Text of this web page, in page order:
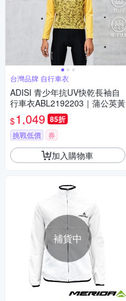
台灣品牌 自行車衣
ADISI 青少年抗UV快乾長袖自
行車衣ABL2192203｜蒲公英黃
$1,049 85折
挑戰低價 券
加入購物車
補貨中